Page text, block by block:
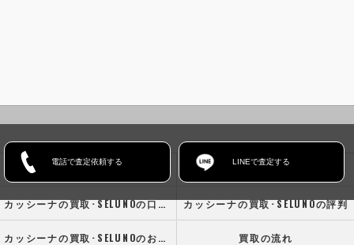
電話で査定依頼する LINEで査定する
ホーム コンセプト
カッシーナの買取･SELUNOの口コミ情報 カッシーナの買取･SELUNOの評判
カッシーナの買取･SELUNOのお客様の声 買取の流れ